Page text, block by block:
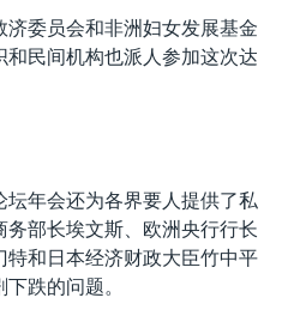
委员会和非洲妇女发展基金
民间机构也派人参加这次达
年会还为各界要人提供了私
部长埃文斯、欧洲央行行长
和日本经济财政大臣竹中平
跌的问题。